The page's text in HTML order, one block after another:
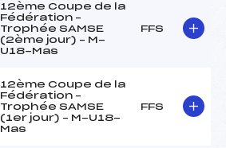
12ème Coupe de la
Fédération –
Trophée SAMSE
(2ème jour) – M-
U18-Mas
FFS
12ème Coupe de la
Fédération –
Trophée SAMSE
(1er jour) – M-U18-
Mas
FFS